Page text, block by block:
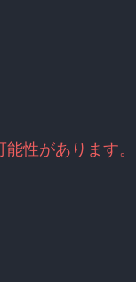
性があります。